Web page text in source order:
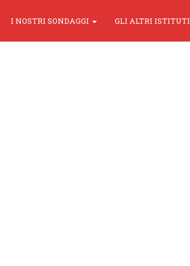
I NOSTRI SONDAGGI GLI ALTRI ISTITUTI